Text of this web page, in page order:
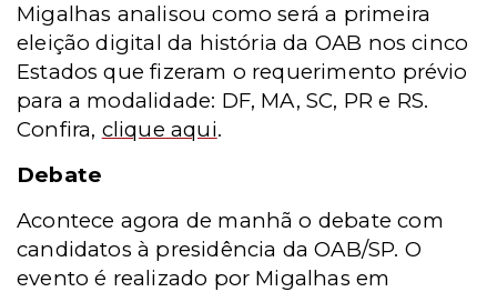
Migalhas analisou como será a primeira
eleição digital da história da OAB nos cinco
Estados que fizeram o requerimento prévio
para a modalidade: DF, MA, SC, PR e RS.
Confira, clique aqui.
Debate
Acontece agora de manhã o debate com
candidatos à presidência da OAB/SP. O
evento é realizado por Migalhas em